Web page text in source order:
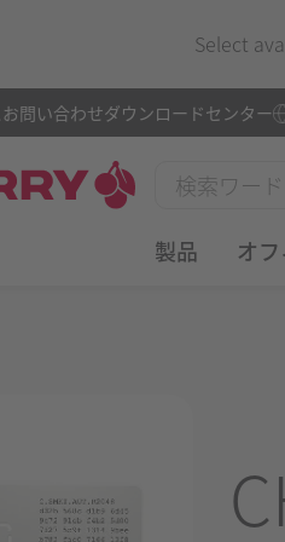
Select
製品 オ
お問い合わせダウンロードセンター